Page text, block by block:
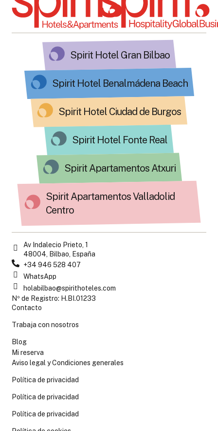
Spirit Hotel Gran Bilbao
Spirit Hotel Benalmádena Beach
Spirit Hotel Ciudad de Burgos
Spirit Hotel Fonte Real
Spirit Apartamentos Atxuri
Spirit Apartamentos Valladolid
Centro
Av Indalecio Prieto, 1
48004, Bilbao, España
+34 946 528 407
WhatsApp
holabilbao@spirithoteles.com
Nº de Registro: H.BI.01233
Contacto
Trabaja con nosotros
Blog
Mi reserva
Aviso legal y Condiciones generales
Política de privacidad
Política de privacidad
Política de privacidad